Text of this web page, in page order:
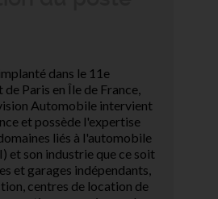
dans le 11e
Paris en Île de France,
Automobile intervient
et possède l'expertise
liés à l'automobile
et son industrie que ce soit
et garages indépendants,
centres de location de